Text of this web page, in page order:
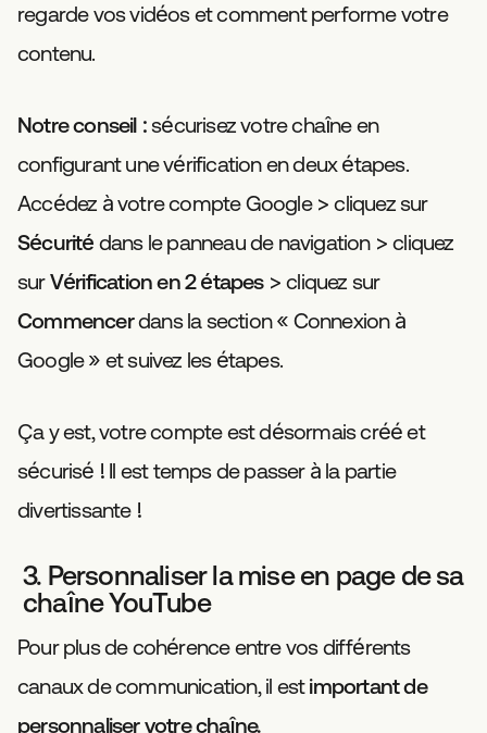
regarde vos vidéos et comment performe votre
contenu.
Notre conseil : sécurisez votre chaîneen
configurant une vérification en deux étapes.
Accédez à votre compte Google > cliquez sur
Sécurité dans le panneau de navigation > cliquez
surVérification en 2 étapes> cliquez sur
Commencerdans la section « Connexion à
Google » et suivez les étapes.
Ça y est, votre compte est désormais créé et
sécurisé ! Il est temps de passer à la partie
divertissante !
3. Personnaliser la mise en page de sa
chaîne YouTube
Pour plus de cohérence entre vos différents
canaux de communication, il estimportant de
personnaliser votre chaîne.